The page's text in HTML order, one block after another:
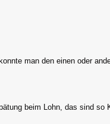
man den einen oder
beim Lohn, das sind so